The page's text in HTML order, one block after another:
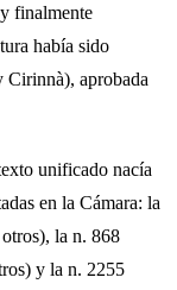
finalmente
había sido
Cirinnà), aprobada
unificado nacía
en la Cámara: la
la n. 868
y la n. 2255